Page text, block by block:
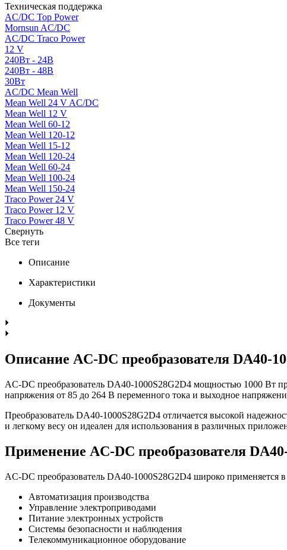
Техническая поддержка
AC/DC Top Power
Mornsun AC/DC
AC/DC Traco Power
12 V
240Вт - 24В
240Вт - 48В
30Вт
AC/DC Mean Well
Mean Well 24 V AC/DC
Mean Well 12 V
Mean Well 60-12
Mean Well 120-12
Mean Well 15-12
Mean Well 120-24
Mean Well 60-24
Mean Well 100-24
Mean Well 150-24
Traco Power 24 V
Traco Power 12 V
Traco Power 48 V
Свернуть
Все теги
Описание
Характеристики
Документы
Описание AC-DC преобразователя DA40-
AC-DC преобразователь DA40-1000S28G2D4 мощностью 1000 Вт
напряжения от 85 до 264 В переменного тока и выходное
Преобразователь DA40-1000S28G2D4 отличается высокой
и легкому весу он идеален для использования в различных
Применение AC-DC преобразователя
AC-DC преобразователь DA40-1000S28G2D4 широко
Автоматизация производства
Управление электроприводами
Питание электронных устройств
Системы безопасности и наблюдения
Телекоммуникационное оборудование